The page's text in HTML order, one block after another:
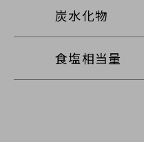
炭水化物
食塩相当量